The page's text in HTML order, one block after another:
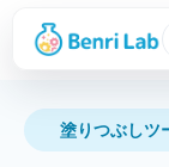
塗りつぶしツ